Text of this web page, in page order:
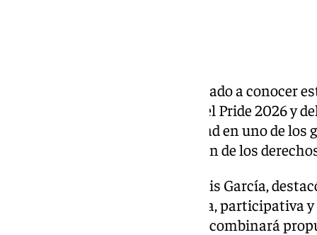
El Ayuntamiento de Sevilla ha dado a conocer
Santa Clara, la programación del Pride 2026 y
agenda que convertirá a la ciudad en uno de
de la celebración y reivindicación de los
El delegado de Igualdad, José Luis García,
esta edición será «la más amplia, participativa
fecha», gracias a una oferta que combinará